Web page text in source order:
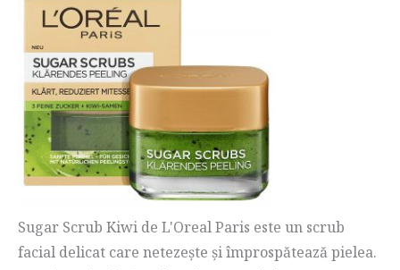
Sugar Scrub Kiwi de L'Oreal Paris este un scrub
facial delicat care netezește și împrospătează pielea.